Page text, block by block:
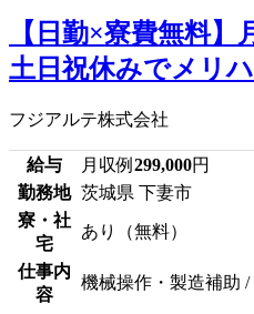
【日勤×寮費無料】
土日祝休みでメリ
フジアルテ株式会社
給与 月収例 299,000円
勤務地 茨城県 下妻市
寮・社
宅
あり（無料）
仕事内
容
機械操作・製造補助